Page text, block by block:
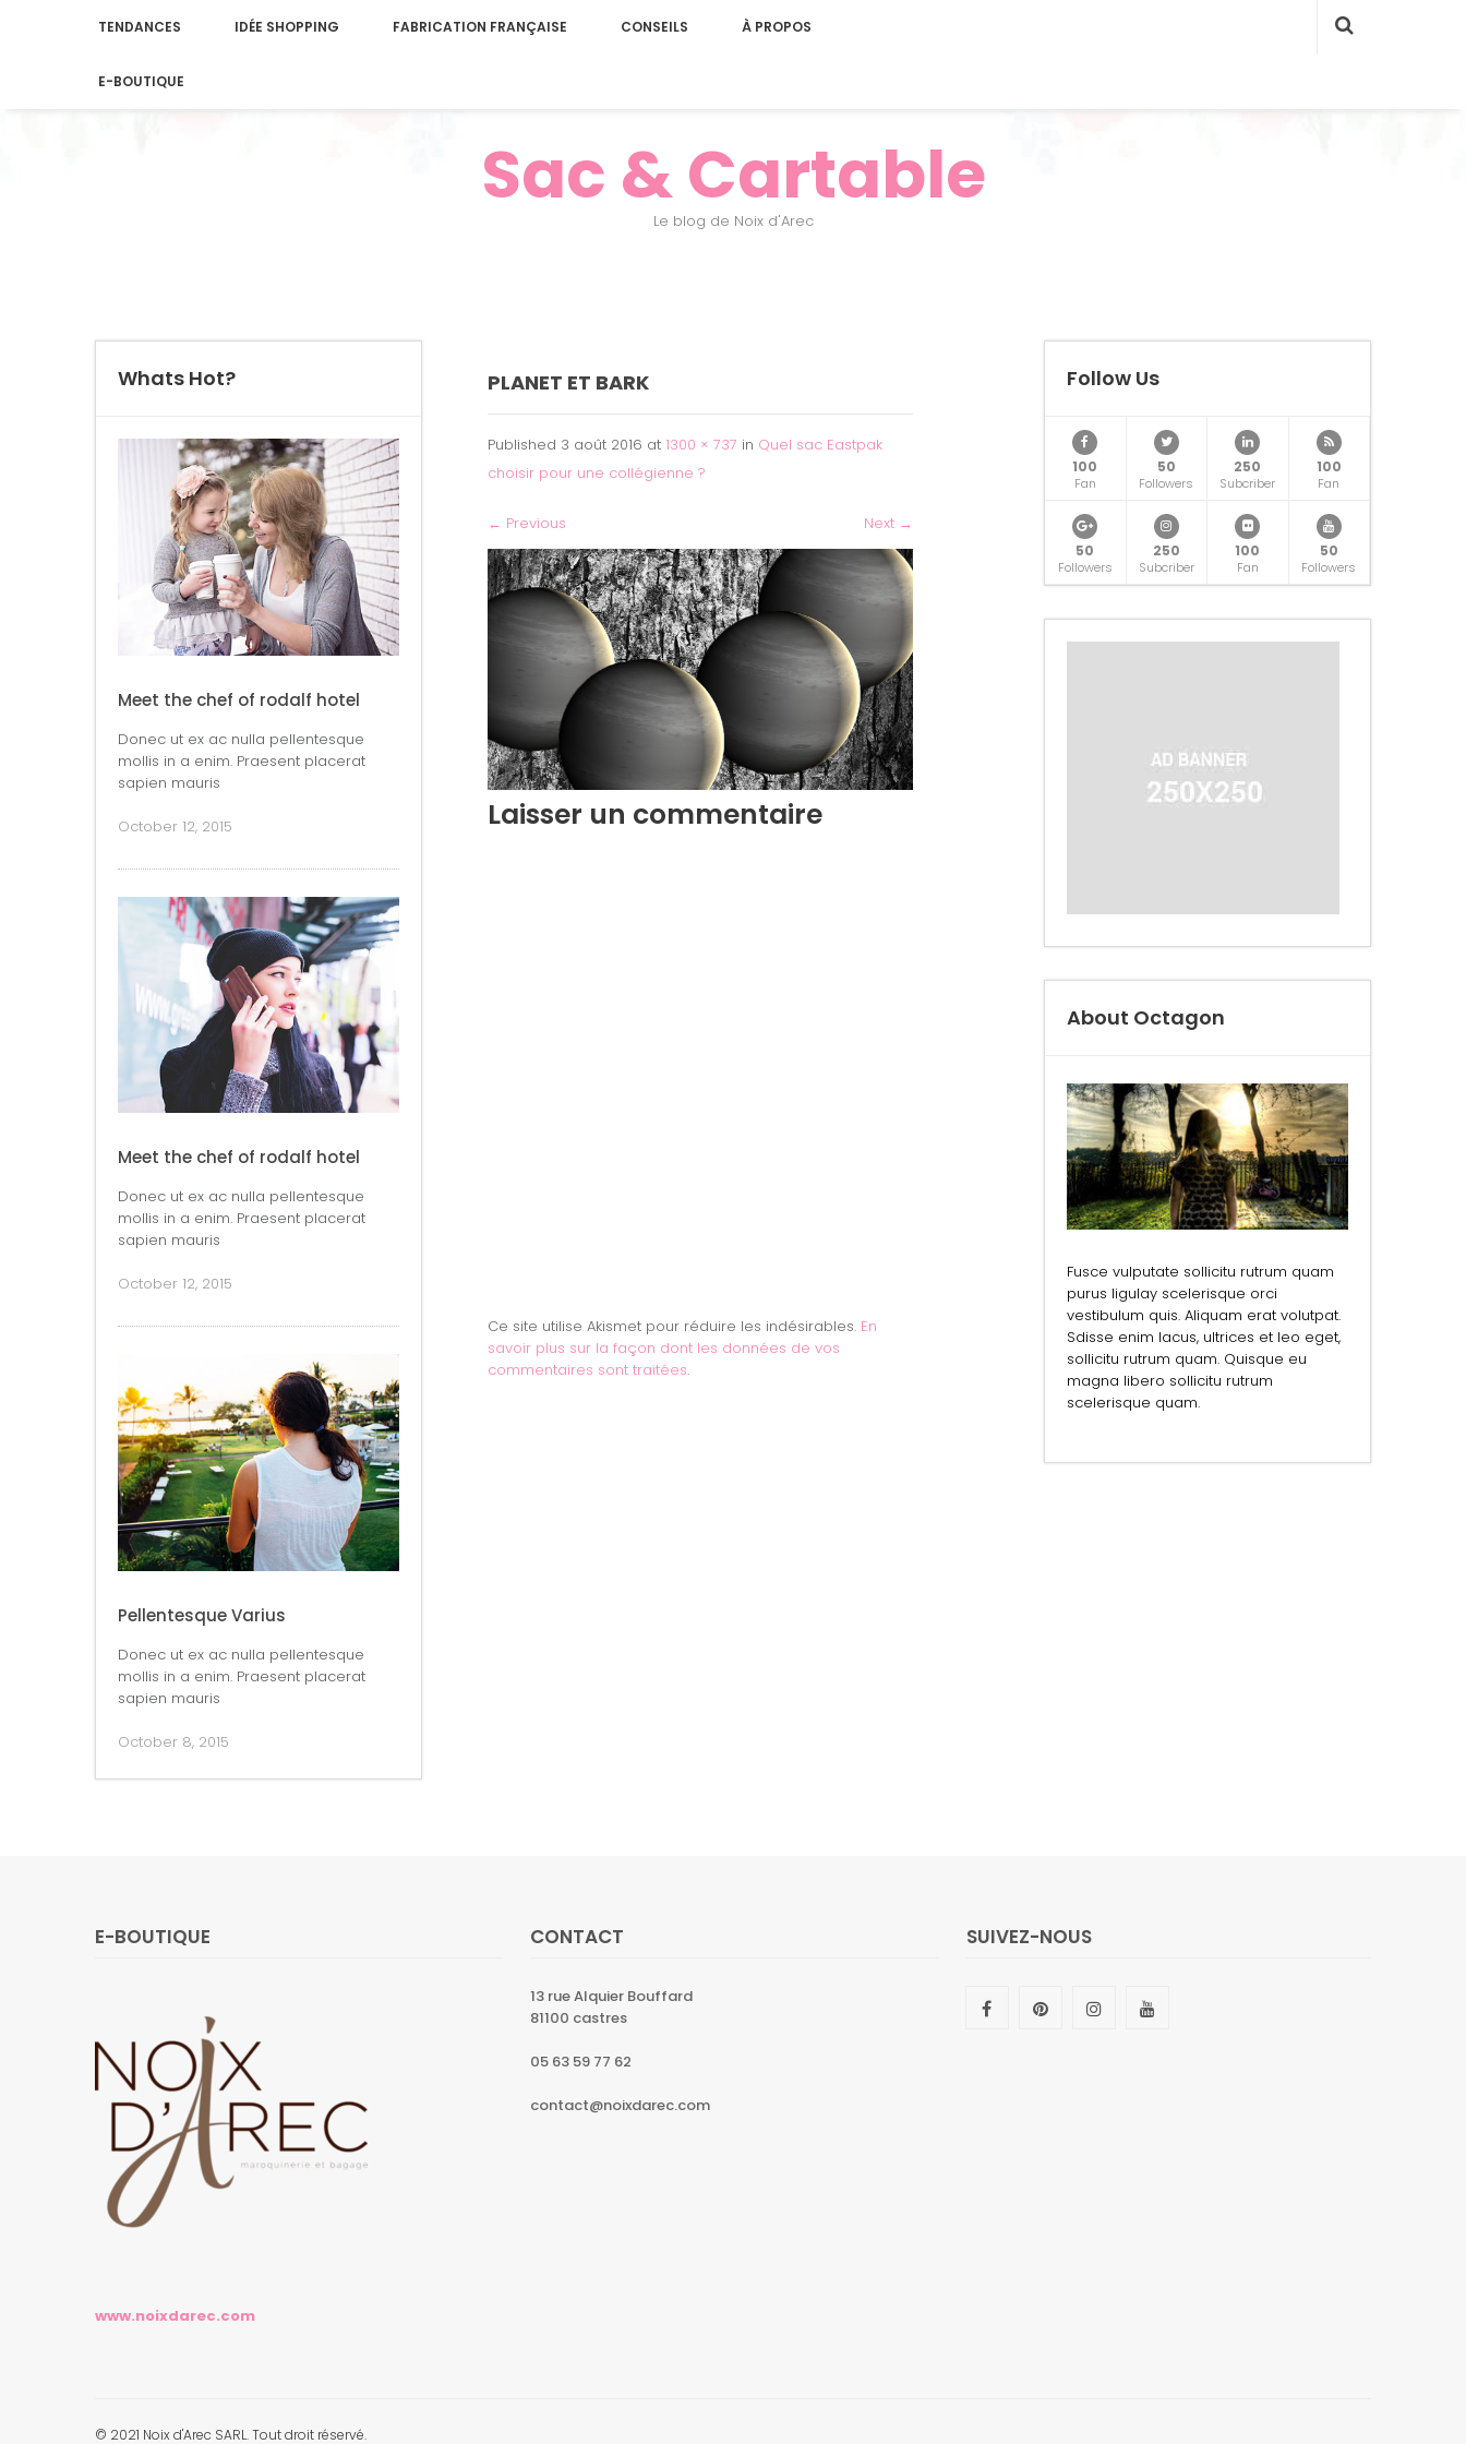
TENDANCES IDÉE SHOPPING FABRICATION FRANÇAISE CONSEILS À PROPOS
E-BOUTIQUE
Sac & Cartable
Le blog de Noix d'Arec
Whats Hot?
Meet the chef of rodalf hotel
Donec ut ex ac nulla pellentesque
mollis in a enim. Praesent placerat
sapien mauris
October 12, 2015
Meet the chef of rodalf hotel
Donec ut ex ac nulla pellentesque
mollis in a enim. Praesent placerat
sapien mauris
October 12, 2015
Pellentesque Varius
Donec ut ex ac nulla pellentesque
mollis in a enim. Praesent placerat
sapien mauris
October 8, 2015
PLANET ET BARK
Published 3 août 2016 at 1300 × 737 in Quel sac Eastpak
choisir pour une collégienne ?
← Previous Next →
Laisser un commentaire
Ce site utilise Akismet pour réduire les indésirables. En
savoir plus sur la façon dont les données de vos
commentaires sont traitées.
Follow Us
100
Fan
50
Followers
250
Subcriber
100
Fan
50
Followers
250
Subcriber
100
Fan
50
Followers
About Octagon
Fusce vulputate sollicitu rutrum quam
purus ligulay scelerisque orci
vestibulum quis. Aliquam erat volutpat.
Sdisse enim lacus, ultrices et leo eget,
sollicitu rutrum quam. Quisque eu
magna libero sollicitu rutrum
scelerisque quam.
E-BOUTIQUE
www.noixdarec.com
CONTACT
13 rue Alquier Bouffard
81100 castres
05 63 59 77 62
contact@noixdarec.com
SUIVEZ-NOUS
© 2021 Noix d'Arec SARL. Tout droit réservé.